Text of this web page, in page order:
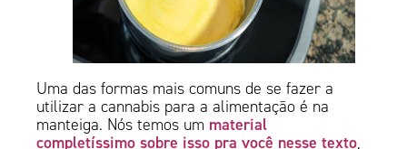
Uma das formas mais comuns de se fazer a
utilizar a cannabis para a alimentação é na
manteiga. Nós temos um material
completíssimo sobre isso pra você nesse texto,